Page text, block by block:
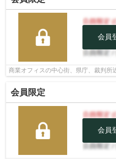
会員
商業オフィスの中心街、県庁、裁判所
会員限定
会員